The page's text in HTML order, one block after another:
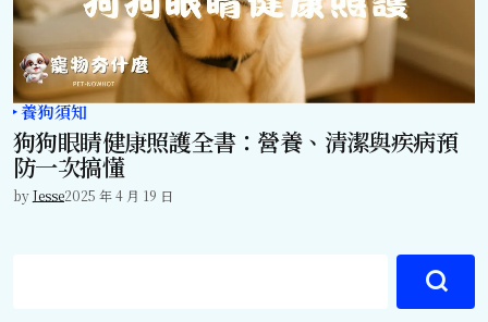
養狗須知
狗狗眼睛健康照護全書：營養、清潔與疾病預
防一次搞懂
byJesse2025 年 4 月 19 日